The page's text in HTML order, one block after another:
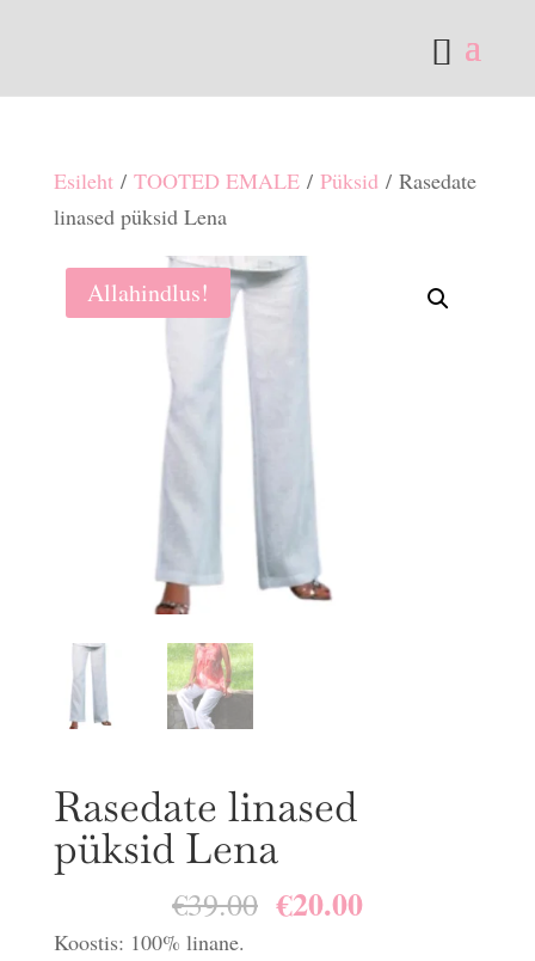
Esileht/ TOOTED EMALE/ Püksid/ Rasedate
linased püksid Lena
Allahindlus!
Rasedate linased
püksid Lena
€39.00 Algne
€20.00Praegune
Koostis: 100% linane.